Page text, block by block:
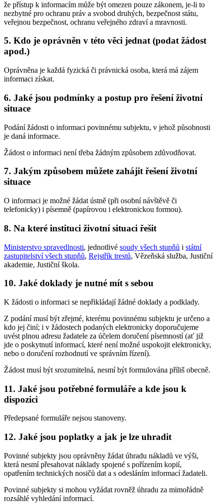
že přístup k informacím může být omezen pouze zákonem, je-li to
nezbytné pro ochranu práv a svobod druhých, bezpečnost státu,
veřejnou bezpečnost, ochranu veřejného zdraví a mravnosti.
5. Kdo je oprávněn v této věci jednat (podat žádost
apod.)
Oprávněna je každá fyzická či právnická osoba, která má zájem
informaci získat.
6. Jaké jsou podmínky a postup pro řešení životní
situace
Podání žádosti o informaci povinnému subjektu, v jehož působnosti
je daná informace.
Žádost o informaci není třeba žádným způsobem zdůvodňovat.
7. Jakým způsobem můžete zahájit řešení životní
situace
O informaci je možné žádat ústně (při osobní návštěvě či
telefonicky) i písemně (papírovou i elektronickou formou).
8. Na které instituci životní situaci řešit
Ministerstvo spravedlnosti, jednotlivé soudy všech stupňů i státní
zastupitelství všech stupňů, Rejstřík trestů, Vězeňská služba, Justiční
akademie, Justiční škola.
10. Jaké doklady je nutné mít s sebou
K žádosti o informaci se nepřikládají žádné doklady a podklady.
Z podání musí být zřejmé, kterému povinnému subjektu je určeno a
kdo jej činí; i v žádostech podaných elektronicky doporučujeme
uvést plnou adresu žadatele za účelem doručení písemností (ať již
jde o poskytnutí informací, které není možné uspokojit elektronicky,
nebo o doručení rozhodnutí ve správním řízení).
Žádost musí být srozumitelná, nesmí být formulována příliš obecně.
11. Jaké jsou potřebné formuláře a kde jsou k
dispozici
Předepsané formuláře nejsou stanoveny.
12. Jaké jsou poplatky a jak je lze uhradit
Povinné subjekty jsou oprávněny žádat úhradu nákladů ve výši,
která nesmí přesahovat náklady spojené s pořízením kopií,
opatřením technických nosičů dat a s odesláním informací žadateli.
Povinné subjekty si mohou vyžádat rovněž úhradu za mimořádně
rozsáhlé vyhledání informací.